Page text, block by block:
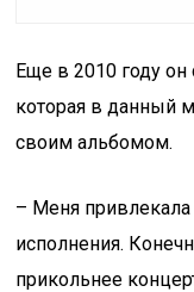
Еще в 2010 году он
которая в данный
своим альбомом.
– Меня привлекала
исполнения.
прикольнее